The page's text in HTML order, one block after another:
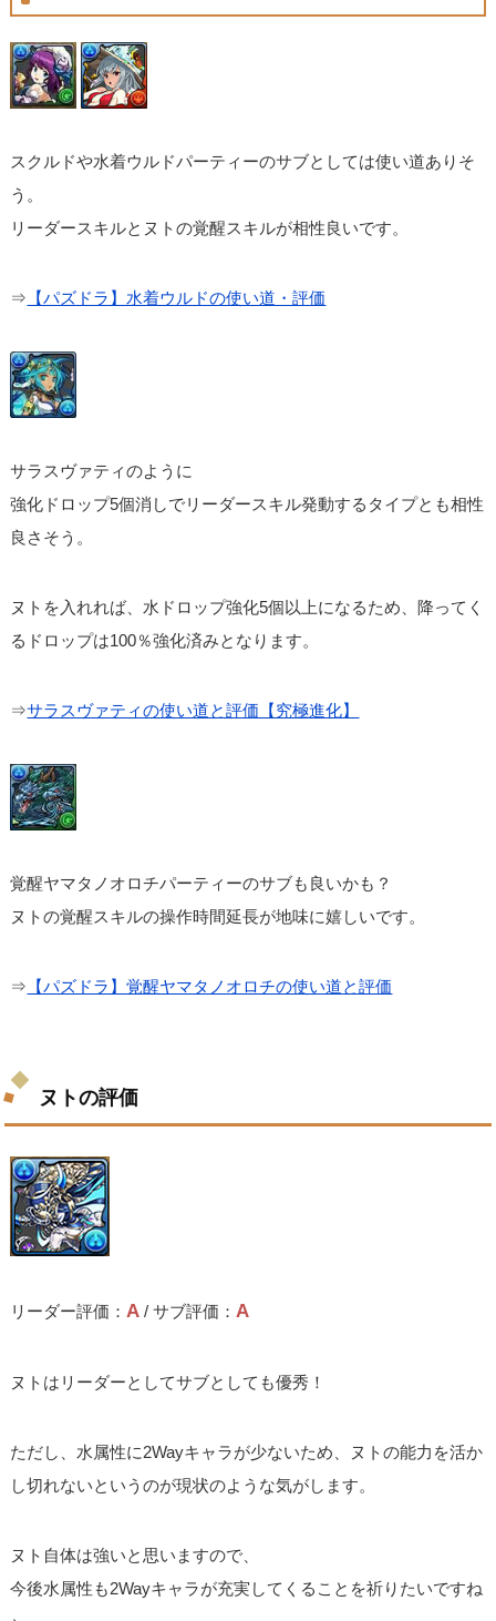
スクルドや水着ウルドパーティーのサブとしては使い道ありそ
う。
リーダースキルとヌトの覚醒スキルが相性良いです。
⇒ 【パズドラ】水着ウルドの使い道・評価
サラスヴァティのように
強化ドロップ5個消しでリーダースキル発動するタイプとも相性
良さそう。
ヌトを入れれば、水ドロップ強化5個以上になるため、降ってく
るドロップは100％強化済みとなります。
⇒サラスヴァティの使い道と評価【究極進化】
覚醒ヤマタノオロチパーティーのサブも良いかも？
ヌトの覚醒スキルの操作時間延長が地味に嬉しいです。
⇒ 【パズドラ】覚醒ヤマタノオロチの使い道と評価
ヌトの評価
リーダー評価：A / サブ評価：A
ヌトはリーダーとしてサブとしても優秀！
ただし、水属性に2Wayキャラが少ないため、ヌトの能力を活か
し切れないというのが現状のような気がします。
ヌト自体は強いと思いますので、
今後水属性も2Wayキャラが充実してくることを祈りたいですね